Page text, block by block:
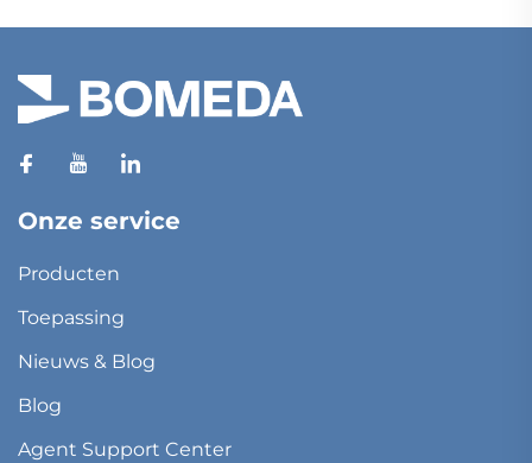
Onze service
Producten
Toepassing
Nieuws & Blog
Blog
Agent Support Center